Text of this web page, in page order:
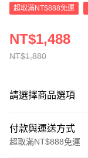
超取滿NT$888免運
NT$1,880
NT$1,488
請選擇商品選項
付款與運送方式
超取滿NT$888免運